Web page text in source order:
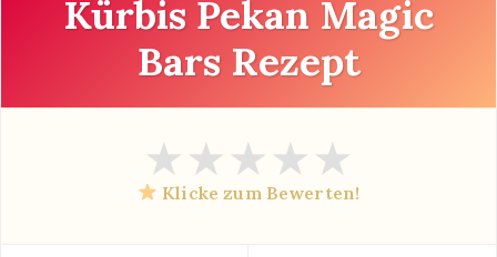
Kürbis Pekan Magic
Bars Rezept
★★★★★
Klicke zum Bewerten!